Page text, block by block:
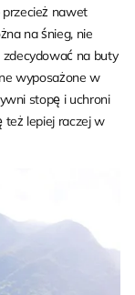
nawet
na śnieg, nie
na buty
wyposażone w
stopę i uchroni
też lepiej raczej w